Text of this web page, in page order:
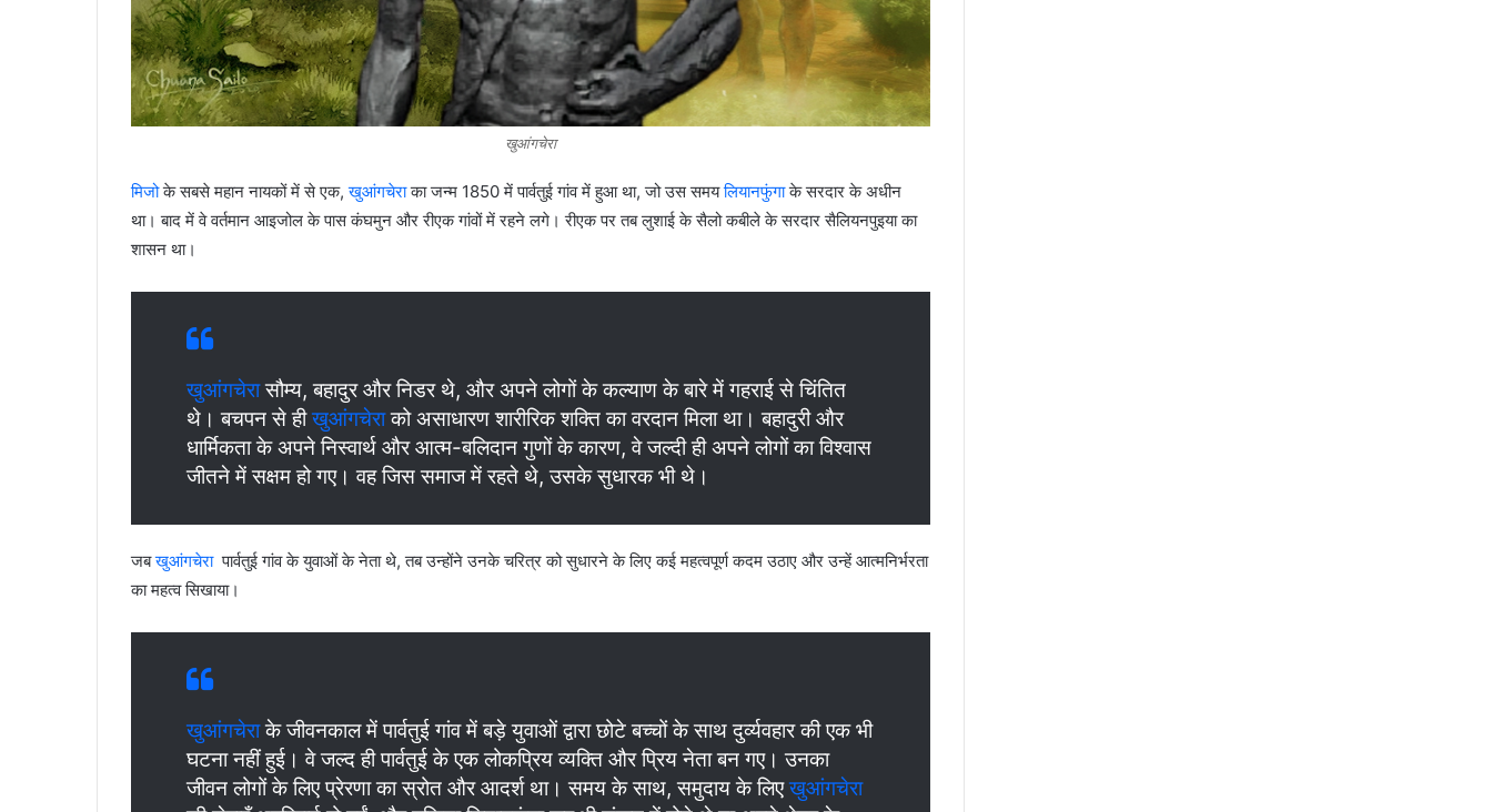
खुआंगचेरा
मिजोके सबसे महान नायकों में से एक,खुआंगचेराका जन्म 1850 में पार्वतुई गांव में हुआ था, जो उस समयलियानफुंगाके सरदार के अधीन
था। बाद में वे वर्तमान आइजोल के पास कंघमुन और रीएक गांवों में रहने लगे। रीएक पर तब लुशाई के सैलो कबीले के सरदार सैलियनपुइया का
शासन था।
खुआंगचेरासौम्य, बहादुर और निडर थे, और अपने लोगों के कल्याण के बारे में गहराई से चिंतित
थे। बचपन से हीखुआंगचेराको असाधारण शारीरिक शक्ति का वरदान मिला था। बहादुरी और
धार्मिकता के अपने निस्वार्थ और आत्म-बलिदान गुणों के कारण, वे जल्दी ही अपने लोगों का विश्वास
जीतने में सक्षम हो गए। वह जिस समाज में रहते थे, उसके सुधारक भी थे।
जबखुआंगचेरापार्वतुई गांव के युवाओं के नेता थे, तब उन्होंने उनके चरित्र को सुधारने के लिए कई महत्वपूर्ण कदम उठाए और उन्हें आत्मनिर्भरता
का महत्व सिखाया।
खुआंगचेराके जीवनकाल में पार्वतुई गांव में बड़े युवाओं द्वारा छोटे बच्चों के साथ दुर्व्यवहार की एक भी
घटना नहीं हुई। वे जल्द ही पार्वतुई के एक लोकप्रिय व्यक्ति और प्रिय नेता बन गए। उनका
जीवन लोगों के लिए प्रेरणा का स्रोत और आदर्श था। समय के साथ, समुदाय के लिएखुआंगचेरा